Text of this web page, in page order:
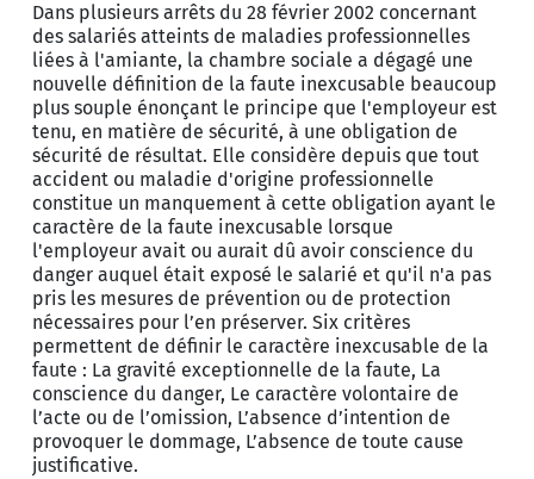
Dans plusieurs arrêts du 28 février 2002 concernant
des salariés atteints de maladies professionnelles
liées à l'amiante, la chambre sociale a dégagé une
nouvelle définition de la faute inexcusable beaucoup
plus souple énonçant le principe que l'employeur est
tenu, en matière de sécurité, à une obligation de
sécurité de résultat. Elle considère depuis que tout
accident ou maladie d'origine professionnelle
constitue un manquement à cette obligation ayant le
caractère de la faute inexcusable lorsque
l'employeur avait ou aurait dû avoir conscience du
danger auquel était exposé le salarié et qu'il n'a pas
pris les mesures de prévention ou de protection
nécessaires pour l’en préserver. Six critères
permettent de définir le caractère inexcusable de la
faute : La gravité exceptionnelle de la faute, La
conscience du danger, Le caractère volontaire de
l’acte ou de l’omission, L’absence d’intention de
provoquer le dommage, L’absence de toute cause
justificative.